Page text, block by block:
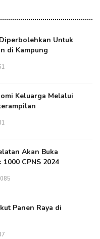
Untuk
di Kampung
Keluarga Melalui
Akan Buka
CPNS 2024
Panen Raya di